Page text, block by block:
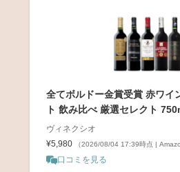
全てボルドー金賞受賞 赤ワイ
ト 飲み比べ 厳選セレクト
ヴィネクシオ
¥5,980
（2026/08/04 17:39時点 |
口コミを見る